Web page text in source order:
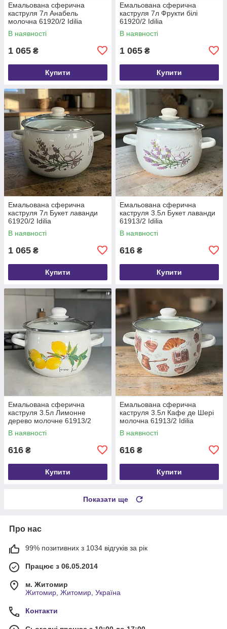
Емальована сферична
каструля 7л Анабель
молочна 61920/2 Idilia
В наявності
1 065 ₴
Купити
Емальована сферична
каструля 7л Фрукти білі
61920/2 Idilia
В наявності
1 065 ₴
Купити
Емальована сферична
каструля 7л Букет лаванди
61920/2 Idilia
В наявності
1 065 ₴
Купити
Емальована сферична
каструля 3.5л Букет лаванди
61913/2 Idilia
В наявності
616 ₴
Купити
Емальована сферична
каструля 3.5л Лимонне
дерево молочне 61913/2
Idilia
В наявності
616 ₴
Купити
Емальована сферична
каструля 3.5л Кафе де Шері
молочна 61913/2 Idilia
В наявності
616 ₴
Купити
Показати ще
Про нас
99% позитивних з 1034 відгуків за рік
Працює з 06.05.2014
м. Житомир
Житомир, Житомир, Україна
Контакти